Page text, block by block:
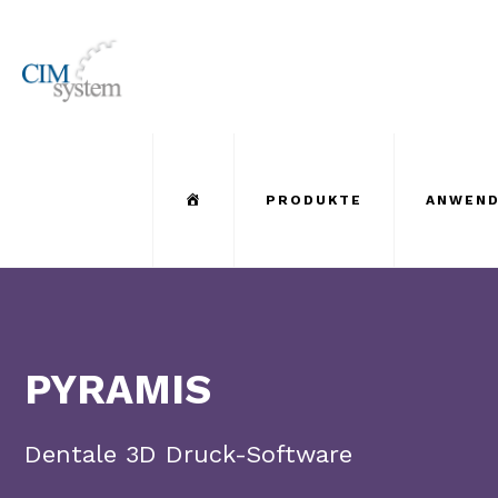
Menu ItemPRODUKTE
PYRAMIS
Dentale 3D Druck-Software